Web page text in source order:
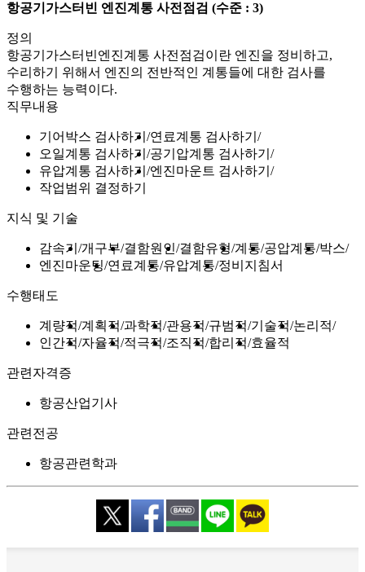
항공기가스터빈 엔진계통 사전점검 (수준 : 3)
정의
항공기가스터빈엔진계통 사전점검이란 엔진을 정비하고,
수리하기 위해서 엔진의 전반적인 계통들에 대한 검사를
수행하는 능력이다.
직무내용
기어박스 검사하기
연료계통 검사하기
오일계통 검사하기
공기압계통 검사하기
유압계통 검사하기
엔진마운트 검사하기
작업범위 결정하기
지식 및 기술
감속기 개구부 결함원인 결함유형 계통 공압계통 박스
엔진마운팅 연료계통 유압계통 정비지침서
수행태도
계량적 계획적 과학적 관용적 규범적 기술적 논리적
인간적 자율적 적극적 조직적 합리적 효율적
관련자격증
항공산업기사
관련전공
항공관련학과